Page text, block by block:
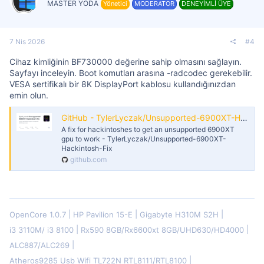
MASTER YODA Yönetici MODERATOR DENEYİMLİ ÜYE
7 Nis 2026 #4
Cihaz kimliğinin BF730000 değerine sahip olmasını sağlayın.
Sayfayı inceleyin. Boot komutları arasına -radcodec gerekebilir.
VESA sertifikalı bir 8K DisplayPort kablosu kullandığınızdan
emin olun.
GitHub - TylerLyczak/Unsupported-6900XT-Hackintosh-Fix: A fix for hackintoshes to get an unsupported 6900XT gpu to work
A fix for hackintoshes to get an unsupported 6900XT
gpu to work - TylerLyczak/Unsupported-6900XT-
Hackintosh-Fix
github.com
OpenCore 1.0.7 HP Pavilion 15-E
Gigabyte H310M S2H
i3 3110M/ i3 8100
Rx590 8GB/Rx6600xt 8GB/UHD630/HD4000
ALC887/ALC269
Atheros9285 Usb Wifi TL722N RTL8111/RTL8100